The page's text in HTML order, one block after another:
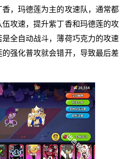
，玛德莲为主的攻速队，通常都
攻速，提升紫丁香和玛德莲的攻
全自动战斗，薄荷巧克力的攻速
强化普攻就会错开，导致最后差